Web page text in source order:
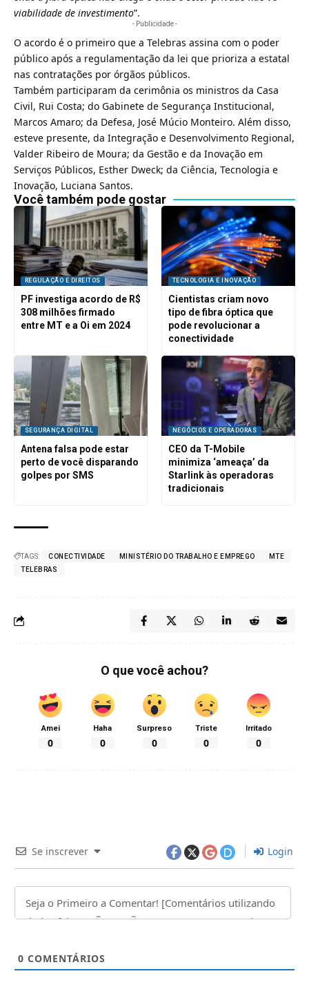
viabilidade de investimento”.
- Publicidade -
O acordo é o primeiro que a Telebras assina com o poder
público após a regulamentação da lei que prioriza a estatal
nas contratações por órgãos públicos.
Também participaram da cerimônia os ministros da Casa
Civil, Rui Costa; do Gabinete de Segurança Institucional,
Marcos Amaro; da Defesa, José Múcio Monteiro. Além disso,
esteve presente, da Integração e Desenvolvimento Regional,
Valder Ribeiro de Moura; da Gestão e da Inovação em
Serviços Públicos, Esther Dweck; da Ciência, Tecnologia e
Inovação, Luciana Santos.
Você também pode gostar
REGULAÇÃO E DIREITOS
PF investiga acordo de R$
308 milhões firmado
entre MT e a Oi em 2024
TECNOLOGIA E INOVAÇÃO
Cientistas criam novo
tipo de fibra óptica que
pode revolucionar a
conectividade
SEGURANÇA DIGITAL
Antena falsa pode estar
perto de você disparando
golpes por SMS
NEGÓCIOS E OPERADORAS
CEO da T-Mobile
minimiza ‘ameaça’ da
Starlink às operadoras
tradicionais
TAGS: CONECTIVIDADE MINISTÉRIO DO TRABALHO E EMPREGO
MTE
TELEBRAS
O que você achou?
Amei
0
Haha
0
Surpreso
0
Triste
0
Irritado
0
Se inscrever Login
0 COMENTÁRIOS